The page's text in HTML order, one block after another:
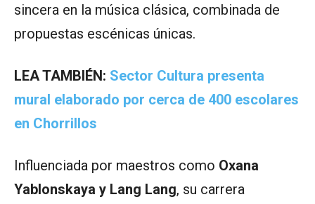
sincera en la música clásica, combinada de
propuestas escénicas únicas.
LEA TAMBIÉN: Sector Cultura presenta
mural elaborado por cerca de 400 escolares
en Chorrillos
Influenciada por maestros como Oxana
Yablonskaya y Lang Lang, su carrera